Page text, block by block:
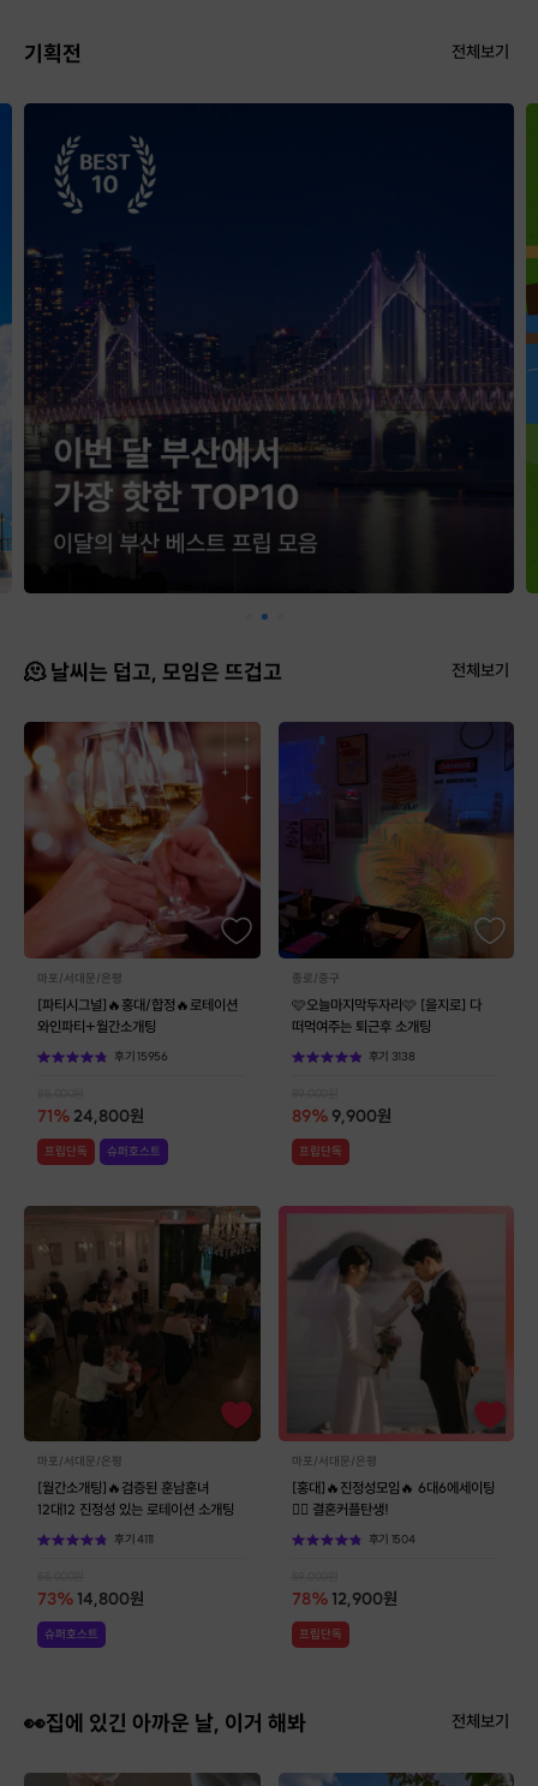
기획전 전체보기
🫠 날씨는 덥고, 모임은 뜨겁고 전체보기
마포/서대문/은평
[파티시그널]🔥홍대/합정🔥로테이션
와인파티+월간소개팅
후기15956
71% 24,800원
프립단독 슈퍼호스트
종로/중구
🩷오늘마지막두자리🩷 [을지로] 다
떠먹여주는 퇴근후 소개팅
후기 3138
89% 9,900원
프립단독
마포/서대문/은평
[월간소개팅]🔥검증된 훈남훈녀
12대12 진정성 있는 로테이션 소개팅
후기4111
73% 14,800원
슈퍼호스트
마포/서대문/은평
[홍대]🔥진정성모임🔥 6대6에세이팅
👩‍❤️ 결혼커플탄생!
후기 1504
78% 12,900원
프립단독
👀집에 있긴 아까운 날, 이거 해봐 전체보기